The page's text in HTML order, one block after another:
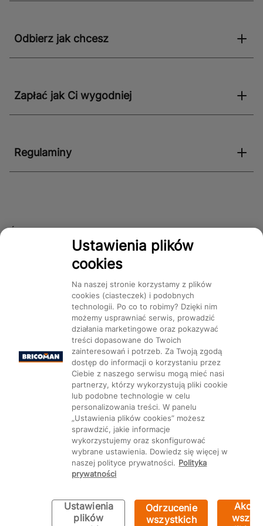
Odbierz jak chcesz
Zapłać jak Ci wygodniej
Regulaminy
Śledź nas!
Mapa Strony: Kategorie Produkty Marki CMS
Ustawienia plików cookie
Ustawienia plików
cookies
Na naszej stronie korzystamy z plików
cookies (ciasteczek) i podobnych
technologii. Po co to robimy? Dzięki nim
możemy usprawniać serwis, prowadzić
działania marketingowe oraz pokazywać
treści dopasowane do Twoich
zainteresowań i potrzeb. Za Twoją zgodą
dostęp do informacji o korzystaniu przez
Ciebie z naszego serwisu mogą mieć nasi
partnerzy, którzy wykorzystują pliki cookie
lub podobne technologie w celu
personalizowania treści. W panelu
„Ustawienia plików cookies” możesz
sprawdzić, jakie informacje
wykorzystujemy oraz skonfigurować
wybrane ustawienia. Dowiedz się więcej w
naszej polityce prywatności. Polityka
prywatności
Ustawienia
plików
Odrzucenie
wszystkich